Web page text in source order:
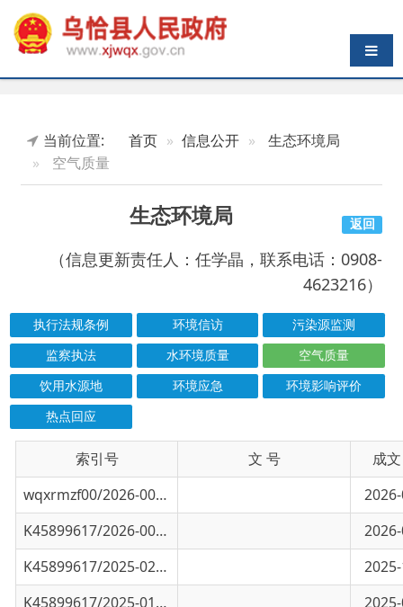
导航切换
空气质量
生态环境局
（信息更新责任人：任学晶，联系电话：0908-
4623216）
污染源监测
监察执法
水环境质量
空气质量
饮用水源地
环境应急
环境影响评价
热点回应
索引号
wqxrmzf00/2026-00046
乌恰县国家生态功能区空气质量监测数据
2026-04-13
乌恰县国家生态功能区空气质量监测数据
2026-01-12
K45899617/2025-02581 乌恰县国家生态功能区空气质量监测数据
2025-10-15
K45899617/2025-01848 乌恰县2025年第二季度空气环境质量监测
2025-07-09
K45899617/2025-00803 乌恰县空气质量监测报告（2025.第一季度
2025-04-09
K45899617/2025-00074
乌恰县国家生态功能区空气质量监测数据
2025-01-09